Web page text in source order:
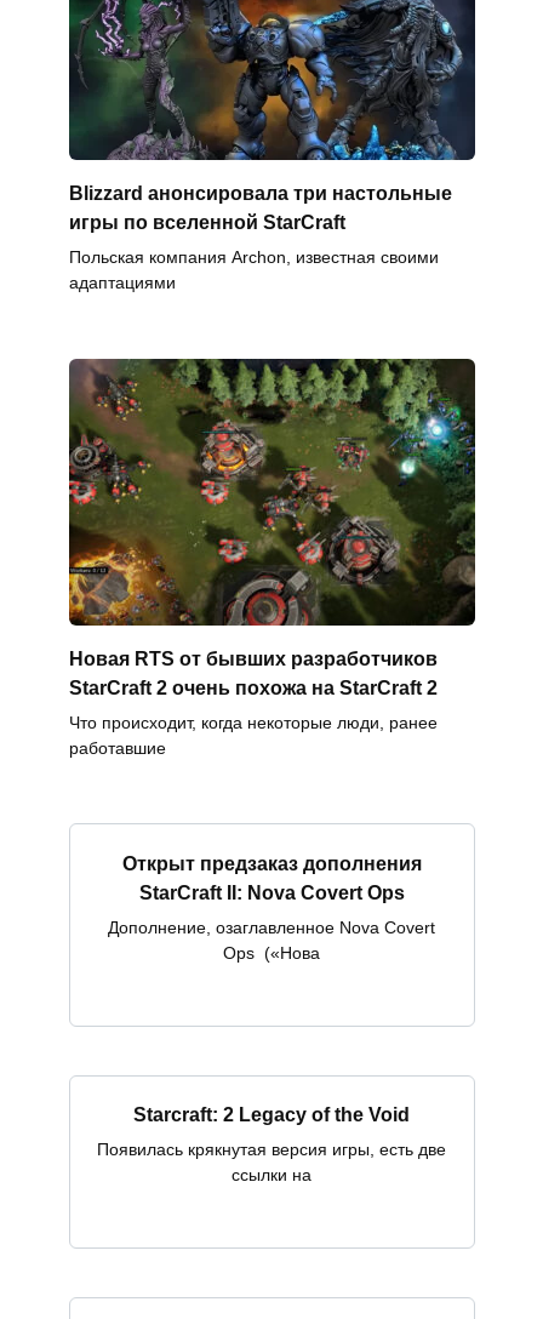
Blizzard анонсировала три настольные
игры по вселенной StarCraft
Польская компания Archon, известная своими
адаптациями
Новая RTS от бывших разработчиков
StarCraft 2 очень похожа на StarCraft 2
Что происходит, когда некоторые люди, ранее
работавшие
Открыт предзаказ дополнения
StarCraft II: Nova Covert Ops
Дополнение, озаглавленное Nova Covert
Ops («Нова
Starcraft: 2 Legacy of the Void
Появилась крякнутая версия игры, есть две
ссылки на